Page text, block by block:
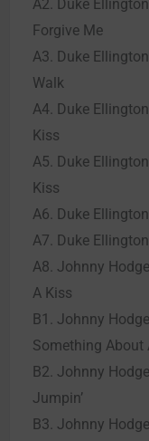
A2. Duke
Forgive Me
A3. Duke
Walk
A4. Duke
Kiss
A5. Duke
Kiss
A6. Duke
A7. Duke
A8. Johnny
A Kiss
B1. Johnny
Something About
B2. Johnny
Jumpin’
B3. Johnny